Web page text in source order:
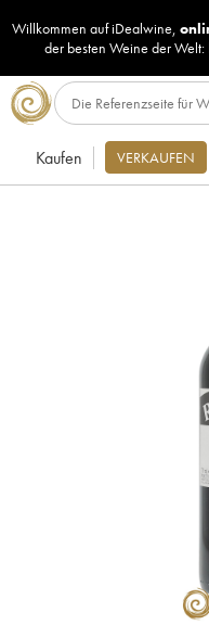
Willkommen auf iDealwine,
der besten Weine der Welt:
Kaufen VERKAUFEN